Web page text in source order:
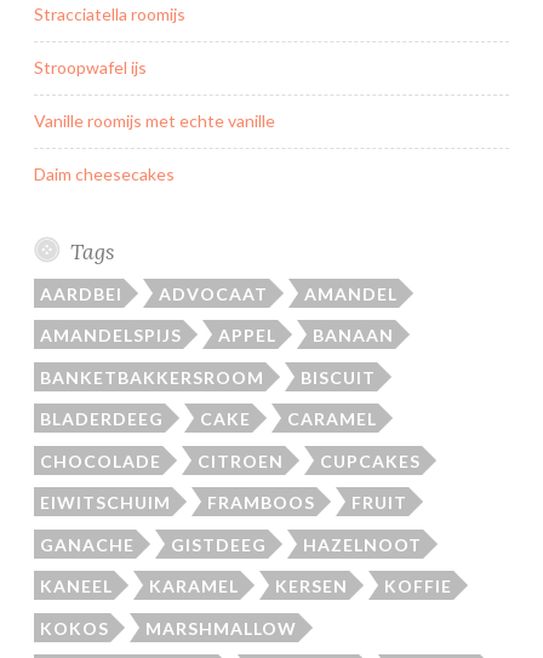
Stracciatella roomijs
Stroopwafel ijs
Vanille roomijs met echte vanille
Daim cheesecakes
Tags
AARDBEI ADVOCAAT AMANDEL
AMANDELSPIJS APPEL BANAAN
BANKETBAKKERSROOM BISCUIT
BLADERDEEG CAKE CARAMEL
CHOCOLADE CITROEN CUPCAKES
EIWITSCHUIM FRAMBOOS FRUIT
GANACHE GISTDEEG HAZELNOOT
KANEEL KARAMEL KERSEN KOFFIE
KOKOS MARSHMALLOW